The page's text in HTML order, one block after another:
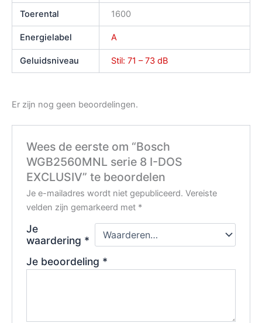
Toerental 1600
Energielabel A
Geluidsniveau Stil: 71 – 73 dB
Er zijn nog geen beoordelingen.
Wees de eerste om “Bosch
WGB2560MNL serie 8 I-DOS
EXCLUSIV” te beoordelen
Je e-mailadres wordt niet gepubliceerd. Vereiste
velden zijn gemarkeerd met *
Je
waardering *
Je beoordeling *